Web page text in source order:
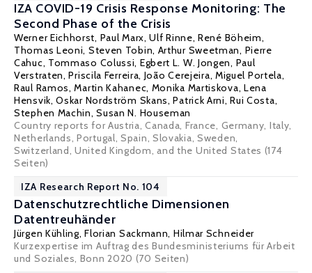
IZA COVID-19 Crisis Response Monitoring: The
Second Phase of the Crisis
Werner Eichhorst, Paul Marx,Ulf Rinne,René Böheim,
Thomas Leoni, Steven Tobin, Arthur Sweetman, Pierre
Cahuc, Tommaso Colussi, Egbert L. W. Jongen, Paul
Verstraten,Priscila Ferreira, João Cerejeira, Miguel Portela,
Raul Ramos,Martin Kahanec, Monika Martiskova, Lena
Hensvik,Oskar Nordström Skans,Patrick Arni,Rui Costa,
Stephen Machin,Susan N. Houseman
Country reports for Austria, Canada, France, Germany, Italy,
Netherlands, Portugal, Spain, Slovakia, Sweden,
Switzerland, United Kingdom, and the United States (174
Seiten)
IZA Research Report No. 104
Datenschutzrechtliche Dimensionen
Datentreuhänder
Jürgen Kühling, Florian Sackmann, Hilmar Schneider
Kurzexpertise im Auftrag des Bundesministeriums für Arbeit
und Soziales, Bonn 2020 (70 Seiten)